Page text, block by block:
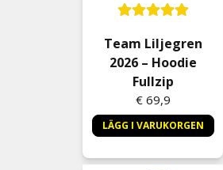
Team Liljegren
2026 – Hoodie
Fullzip
€ 69,9
LÄGG I VARUKORGEN